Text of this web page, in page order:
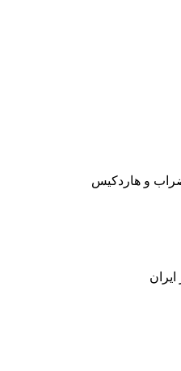
و هاردکیس